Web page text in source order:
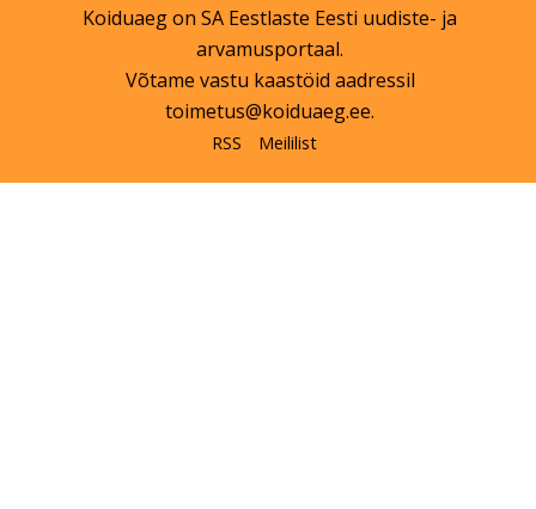
Koiduaeg on SA Eestlaste Eesti uudiste- ja
arvamusportaal.
Võtame vastu kaastöid aadressil
toimetus@koiduaeg.ee.
RSS Meililist